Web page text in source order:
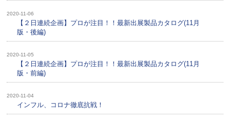
2020-11-06
【２日連続企画】プロが注目！！最新出展製品カタログ(11月
版・後編)
2020-11-05
【２日連続企画】プロが注目！！最新出展製品カタログ(11月
版・前編)
2020-11-04
インフル、コロナ徹底抗戦！